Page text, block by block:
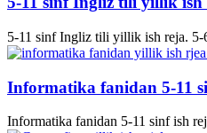
5-11 sinf Ingliz tili yillik ish reja.
Informatika fanidan 5-11
Informatika fanidan 5-11 sinf ish